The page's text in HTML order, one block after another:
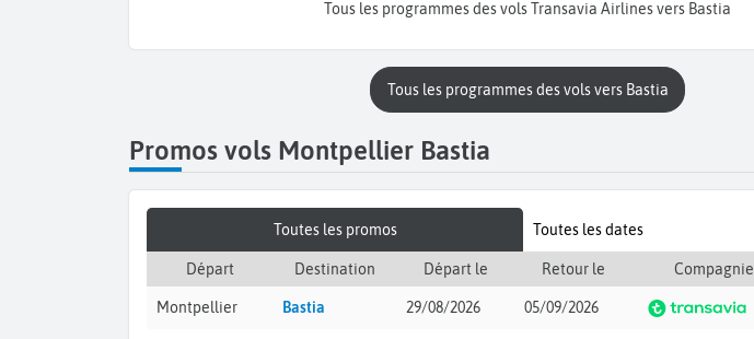
Tous les programmes des vols Transavia Airlines vers Bastia
Tous les programmes des vols vers Bastia
Promos vols Montpellier Bastia
Toutes les promos
Départ Destination Départ le Retour le Compagnie
Montpellier Bastia 29/08/2026 05/09/2026